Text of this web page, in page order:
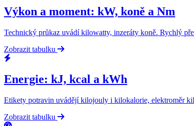
Výkon a moment: kW, koně a Nm
Technický průkaz uvádí kilowatty, inzeráty koně. Rychlý
Zobrazit tabulku
Energie: kJ, kcal a kWh
Etikety potravin uvádějí kilojouly i kilokalorie, elektroměr
Zobrazit tabulku